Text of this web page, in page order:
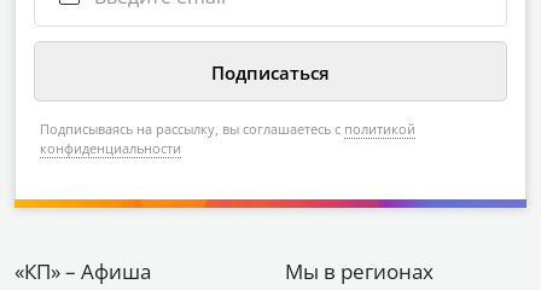
Подписываясь на рассылку, вы соглашаетесь с политикой
конфиденциальности
«КП» – Афиша Мы в регионах